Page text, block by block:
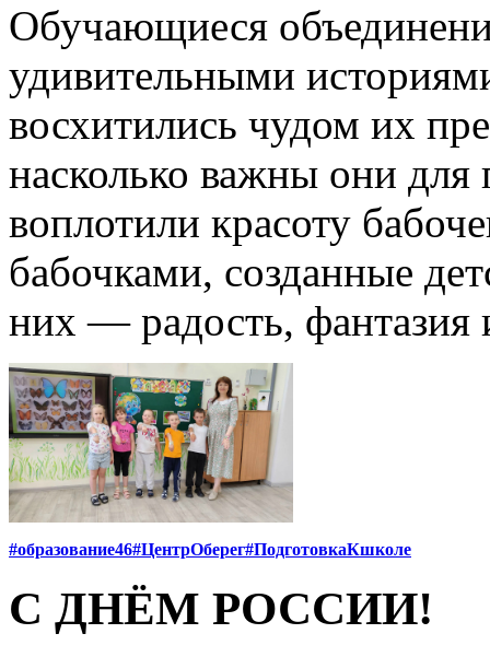
Обучающиеся
удивительными
восхитились чудом их
насколько важны они для
воплотили красоту
бабочками, созданные
них — радость, фантазия
#образование46#ЦентрОберег#ПодготовкаКшколе
С ДНЁМ РОССИИ!